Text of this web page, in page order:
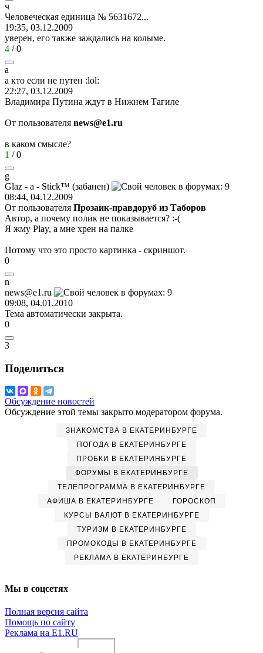
ч
Человеческая единица № 5631672...
19:35, 03.12.2009
уверен, его также заждались на колыме.
4 /0
а
а кто если не путен :lol:
22:27, 03.12.2009
Владимира Путина ждут в Нижнем Тагиле
От пользователя news@e1.ru
в каком смысле?
1 /0
g
Glaz - a - Stick™ (забанен)
08:44, 04.12.2009
От пользователя Прозаик-правдоруб из Таборов
Автор, а почему полик не показывается? :-(
Я жму Play, а мне хрен на палке
Потому что это просто картинка - скриншот.
0
n
news@e1.ru
09:08, 04.01.2010
Тема автоматически закрыта.
0
3
Поделиться
Обсуждение новостей
Обсуждение этой темы закрыто модератором форума.
ЗНАКОМСТВА В ЕКАТЕРИНБУРГЕ
ПОГОДА В ЕКАТЕРИНБУРГЕ
ПРОБКИ В ЕКАТЕРИНБУРГЕ
ФОРУМЫ В ЕКАТЕРИНБУРГЕ
ТЕЛЕПРОГРАММА В ЕКАТЕРИНБУРГЕ
АФИША В ЕКАТЕРИНБУРГЕ
ГОРОСКОП
КУРСЫ ВАЛЮТ В ЕКАТЕРИНБУРГЕ
ТУРИЗМ В ЕКАТЕРИНБУРГЕ
ПРОМОКОДЫ В ЕКАТЕРИНБУРГЕ
РЕКЛАМА В ЕКАТЕРИНБУРГЕ
Мы в соцсетях
Полная версия сайта
Помощь по сайту
Реклама на E1.RU